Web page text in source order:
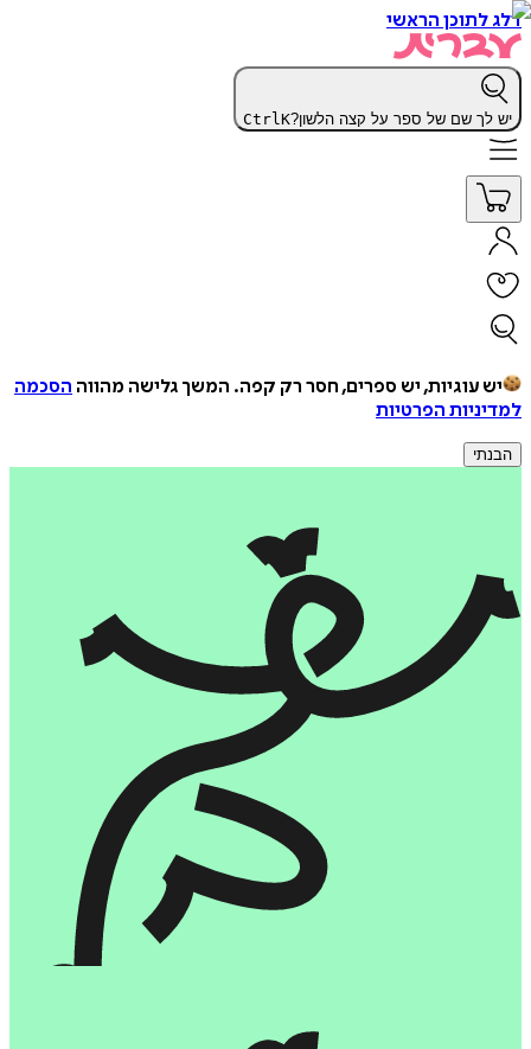
דלג לתוכן הראשי
יש לך שם של ספר על קצה הלשון? CtrlK
יש עוגיות, יש ספרים, חסר רק קפה. המשך גלישה מהווה הסכמה
למדיניות הפרטיות
הבנתי